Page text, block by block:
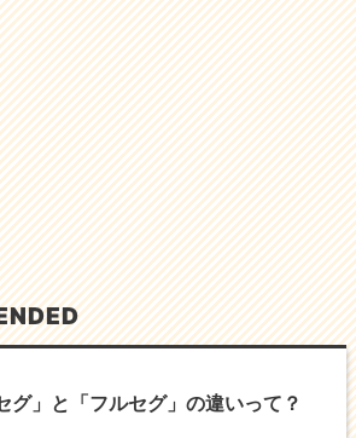
グ」と「フルセグ」の違いって？